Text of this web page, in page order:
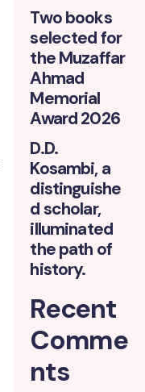
Two books
selected for
the Muzaffar
Ahmad
Memorial
Award 2026
D.D.
Kosambi, a
distinguishe
d scholar,
illuminated
the path of
history.
Recent
Comme
nts